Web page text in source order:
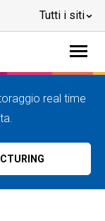
Tutti i siti
real time